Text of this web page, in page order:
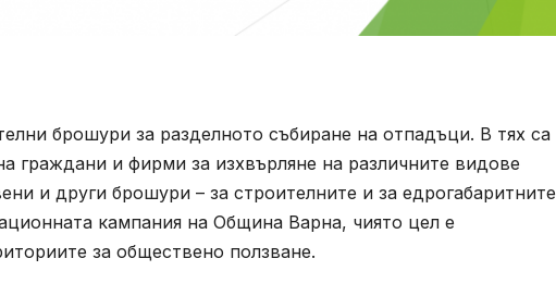
брошури за разделното събиране на отпадъци. В тях са
граждани и фирми за изхвърляне на различните видове
и други брошури – за строителните и за едрогабаритните
кампания на Община Варна, чиято цел е
за обществено ползване.